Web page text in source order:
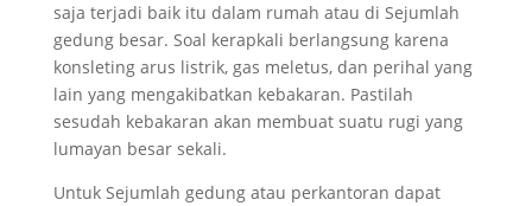
saja terjadi baik itu dalam rumah atau di Sejumlah
gedung besar. Soal kerapkali berlangsung karena
konsleting arus listrik, gas meletus, dan perihal yang
lain yang mengakibatkan kebakaran. Pastilah
sesudah kebakaran akan membuat suatu rugi yang
lumayan besar sekali.
Untuk Sejumlah gedung atau perkantoran dapat